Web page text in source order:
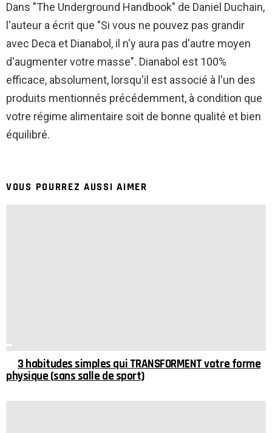
Dans "The Underground Handbook" de Daniel Duchain,
l'auteur a écrit que "Si vous ne pouvez pas grandir
avec Deca et Dianabol, il n'y aura pas d'autre moyen
d'augmenter votre masse". Dianabol est 100%
efficace, absolument, lorsqu'il est associé à l'un des
produits mentionnés précédemment, à condition que
votre régime alimentaire soit de bonne qualité et bien
équilibré.
VOUS POURREZ AUSSI AIMER
3 habitudes simples qui TRANSFORMENT votre forme
physique (sans salle de sport)